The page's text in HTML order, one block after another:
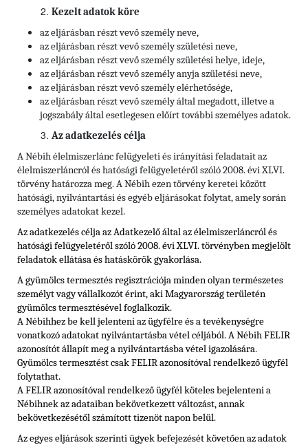
Kezelt adatok köre
az eljárásban részt vevő személy neve,
az eljárásban részt vevő személy születési neve,
az eljárásban részt vevő személy születési helye, ideje,
az eljárásban részt vevő személy anyja születési neve,
az eljárásban részt vevő személy elérhetősége,
az eljárásban részt vevő személy által megadott, illetve a
jogszabály által esetlegesen előírt további személyes adatok.
Az adatkezelés célja
A Nébih élelmiszerlánc felügyeleti és irányítási feladatait az
élelmiszerláncról és hatósági felügyeletéről szóló 2008. évi XLVI.
törvény határozza meg. A Nébih ezen törvény keretei között
hatósági, nyilvántartási és egyéb eljárásokat folytat, amely során
személyes adatokat kezel.
Az adatkezelés célja az Adatkezelő által az élelmiszerláncról és
hatósági felügyeletéről szóló 2008. évi XLVI. törvényben megjelölt
feladatok ellátása és hatáskörök gyakorlása.
A gyümölcs termesztés regisztrációja minden olyan természetes
személyt vagy vállalkozót érint, aki Magyarország területén
gyümölcs termesztésével foglalkozik.
A Nébihhez be kell jelenteni az ügyfélre és a tevékenységre
vonatkozó adatokat nyilvántartásba vétel céljából. A Nébih FELIR
azonosítót állapít meg a nyilvántartásba vétel igazolására.
Gyümölcs termesztést csak FELIR azonosítóval rendelkező ügyfél
folytathat.
A FELIR azonosítóval rendelkező ügyfél köteles bejelenteni a
Nébihnek az adataiban bekövetkezett változást, annak
bekövetkezésétől számított tizenöt napon belül.
Az egyes eljárások szerinti ügyek befejezését követően az adatok